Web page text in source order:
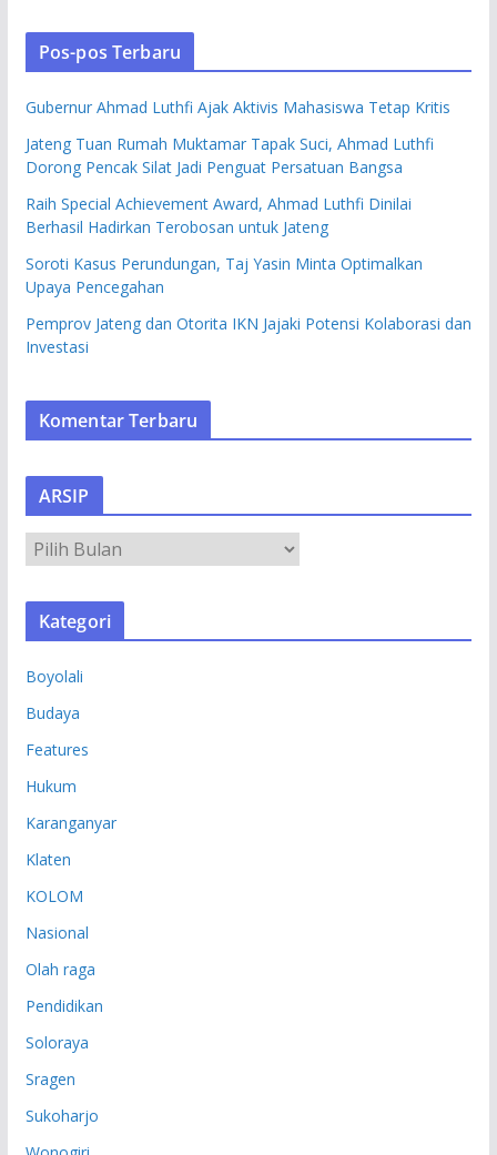
Pos-pos Terbaru
Gubernur Ahmad Luthfi Ajak Aktivis Mahasiswa Tetap Kritis
Jateng Tuan Rumah Muktamar Tapak Suci, Ahmad Luthfi
Dorong Pencak Silat Jadi Penguat Persatuan Bangsa
Raih Special Achievement Award, Ahmad Luthfi Dinilai
Berhasil Hadirkan Terobosan untuk Jateng
Soroti Kasus Perundungan, Taj Yasin Minta Optimalkan
Upaya Pencegahan
Pemprov Jateng dan Otorita IKN Jajaki Potensi Kolaborasi dan
Investasi
Komentar Terbaru
ARSIP
R
S
Kategori
Boyolali
Budaya
Features
Hukum
Karanganyar
Klaten
KOLOM
Nasional
Olah raga
Pendidikan
Soloraya
Sragen
Sukoharjo